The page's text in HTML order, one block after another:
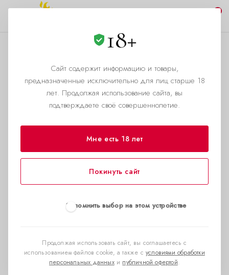
18+
Сайт содержит информацию и товары,
предназначенные исключительно для лиц старше 18
лет. Продолжая использование сайта, вы
подтверждаете своё совершеннолетие.
Мне есть 18 лет
Покинуть сайт
Запомнить выбор на этом устройстве
Продолжая использовать сайт, вы соглашаетесь с
использованием файлов cookie, а также сусловиями обработки
персональных данныхи публичной офертой.
Екатеринбург (ТЦ
"Красный Леопард"), ул.
Пн-пт 10:00-20:00 Сб-Вс: выходной
+7(901)201-71-01